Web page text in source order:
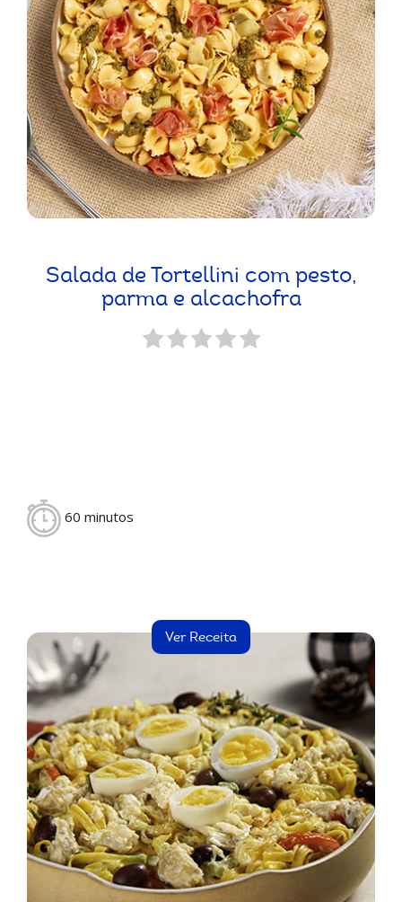
Salada de Tortellini com pesto,
parma e alcachofra
60 minutos
Ver Receita